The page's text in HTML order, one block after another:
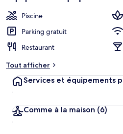
Piscine
Parking gratuit
Restaurant
Tout afficher
Services et équipements
Comme à la maison (6)